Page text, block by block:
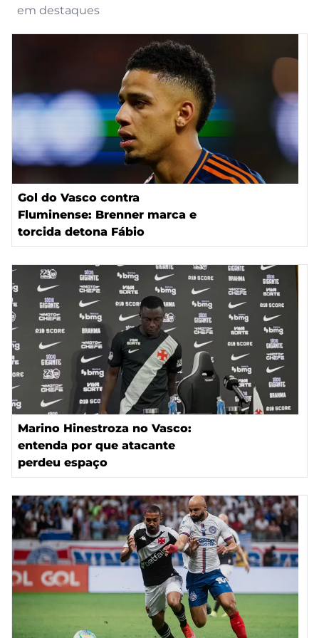
em destaques
Gol do Vasco contra
Fluminense: Brenner marca e
torcida detona Fábio
Marino Hinestroza no Vasco:
entenda por que atacante
perdeu espaço